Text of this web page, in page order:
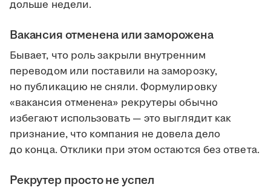
дольше недели.
Вакансия отменена или заморожена
Бывает, что роль закрыли внутренним
переводом или поставили на заморозку,
но публикацию не сняли. Формулировку
«вакансия отменена» рекрутеры обычно
избегают использовать — это выглядит как
признание, что компания не довела дело
до конца. Отклики при этом остаются без ответа.
Рекрутер просто не успел